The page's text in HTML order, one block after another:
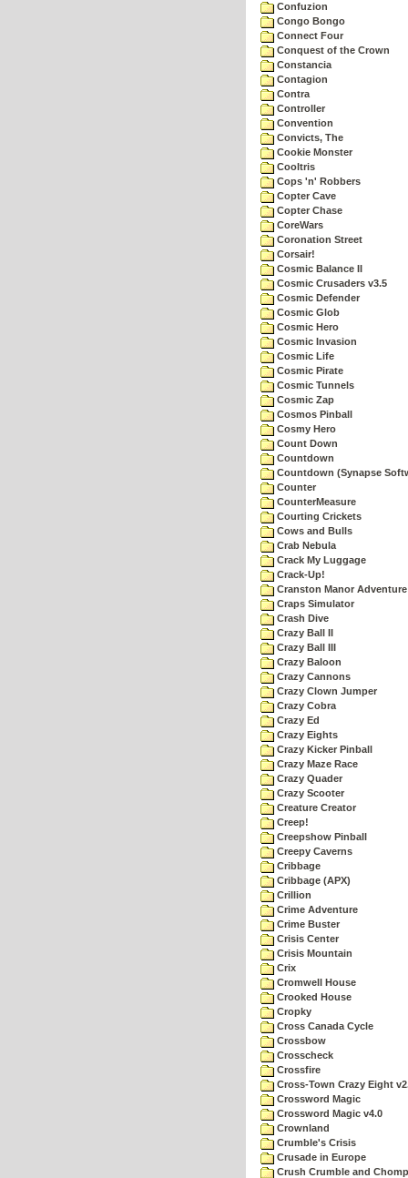
Confuzion
Congo Bongo
Connect Four
Conquest of the Crown
Constancia
Contagion
Contra
Controller
Convention
Convicts, The
Cookie Monster
Cooltris
Cops 'n' Robbers
Copter Cave
Copter Chase
CoreWars
Coronation Street
Corsair!
Cosmic Balance II
Cosmic Crusaders v3.5
Cosmic Defender
Cosmic Glob
Cosmic Hero
Cosmic Invasion
Cosmic Life
Cosmic Pirate
Cosmic Tunnels
Cosmic Zap
Cosmos Pinball
Cosmy Hero
Count Down
Countdown
Countdown (Synapse
Counter
CounterMeasure
Courting Crickets
Cows and Bulls
Crab Nebula
Crack My Luggage
Crack-Up!
Cranston Manor Adventure
Craps Simulator
Crash Dive
Crazy Ball II
Crazy Ball III
Crazy Baloon
Crazy Cannons
Crazy Clown Jumper
Crazy Cobra
Crazy Ed
Crazy Eights
Crazy Kicker Pinball
Crazy Maze Race
Crazy Quader
Crazy Scooter
Creature Creator
Creep!
Creepshow Pinball
Creepy Caverns
Cribbage
Cribbage (APX)
Crillion
Crime Adventure
Crime Buster
Crisis Center
Crisis Mountain
Crix
Cromwell House
Crooked House
Cropky
Cross Canada Cycle
Crossbow
Crosscheck
Crossfire
Cross-Town Crazy Eight
Crossword Magic
Crossword Magic v4.0
Crownland
Crumble's Crisis
Crusade in Europe
Crush Crumble and Chomp